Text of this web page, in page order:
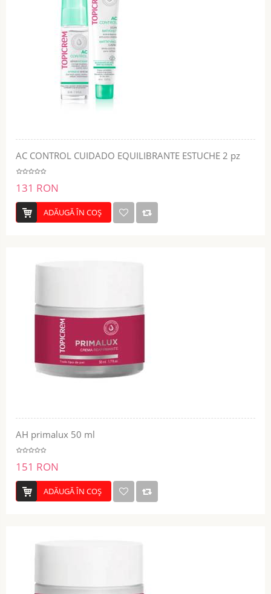
AC CONTROL CUIDADO EQUILIBRANTE ESTUCHE 2 pz
131 RON
ADĂUGĂ ÎN COŞ
AH primalux 50 ml
151 RON
ADĂUGĂ ÎN COŞ